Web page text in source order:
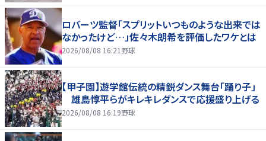
ロバーツ監督「スプリットいつものような出来では
なかったけど…」佐々木朗希を評価したワケとは
2026/08/08 16:21 野球
【甲子園】遊学館伝統の精鋭ダンス舞台「踊り子」
雄島惇平らがキレキレダンスで応援盛り上げる
2026/08/08 16:19野球